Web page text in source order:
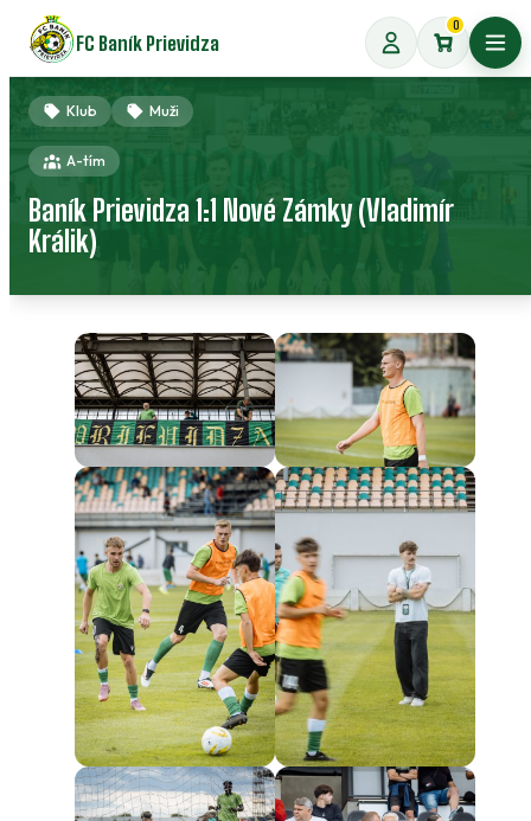
Preskočiť
na
obsah
FC Baník Prievidza
0
Klub Muži
A-tím
Baník Prievidza 1:1 Nové Zámky (Vladimír
Králik)